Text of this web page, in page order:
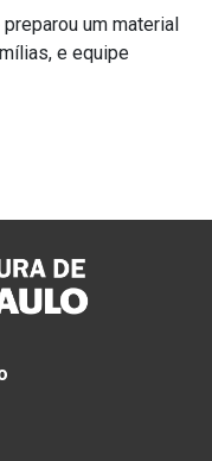
um material
e equipe